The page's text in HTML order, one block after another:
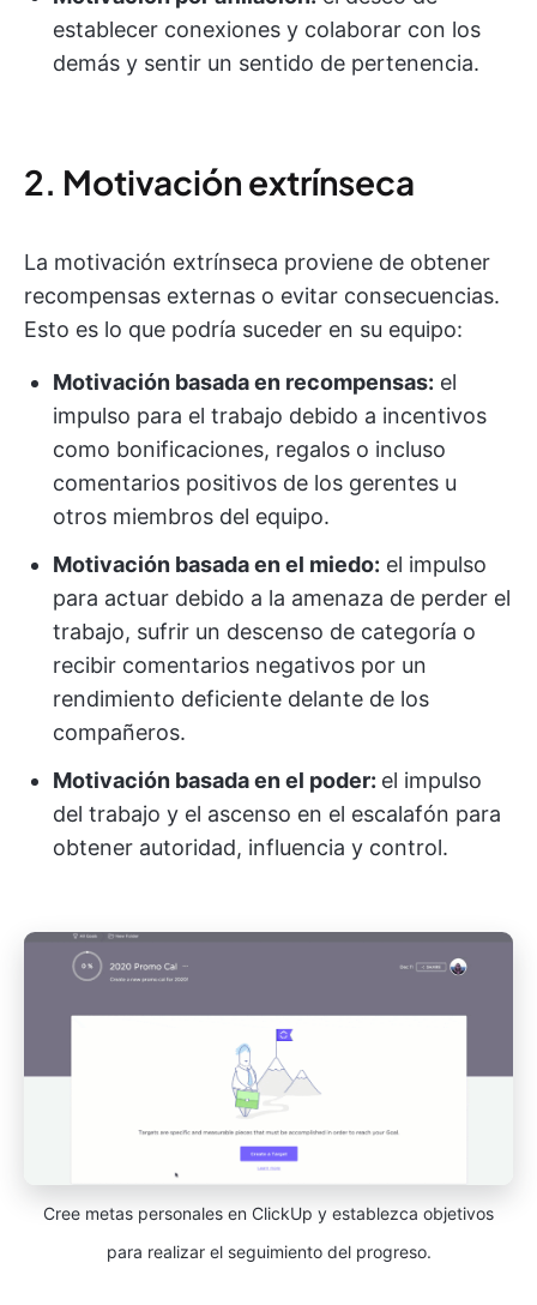
establecer conexiones y colaborar con los
demás y sentir un sentido de pertenencia.
2. Motivación extrínseca
La motivación extrínseca proviene de obtener
recompensas externas o evitar consecuencias.
Esto es lo que podría suceder en su equipo:
Motivación basada en recompensas: el
impulso para el trabajo debido a incentivos
como bonificaciones, regalos o incluso
comentarios positivos de los gerentes u
otros miembros del equipo.
Motivación basada en el miedo: el impulso
para actuar debido a la amenaza de perder el
trabajo, sufrir un descenso de categoría o
recibir comentarios negativos por un
rendimiento deficiente delante de los
compañeros.
Motivación basada en el poder: el impulso
del trabajo y el ascenso en el escalafón para
obtener autoridad, influencia y control.
Cree metas personales en ClickUp y establezca objetivos
para realizar el seguimiento del progreso.